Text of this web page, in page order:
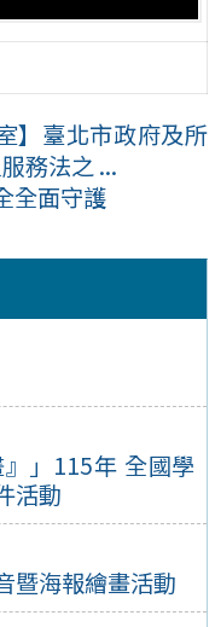
』」115年 全國學
活動
暨海報繪畫活動
】臺北市政府及所
務法之 ...
全面守護